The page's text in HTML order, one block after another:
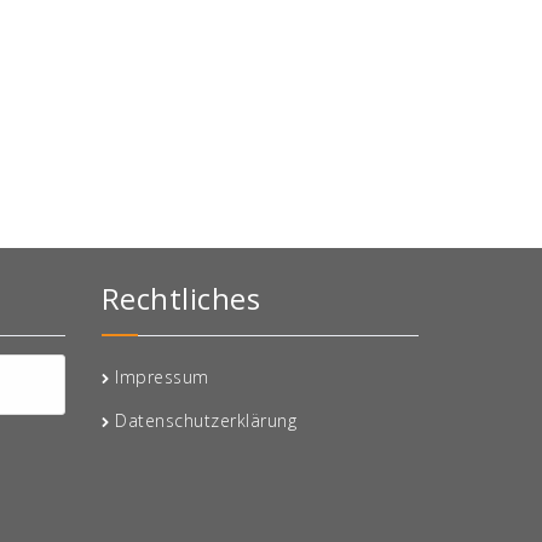
Rechtliches
Impressum
Datenschutzerklärung